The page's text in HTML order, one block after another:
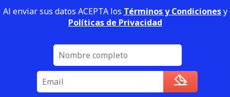
Al enviar sus datos ACEPTA los Términos y Condicionesy
Políticas de Privacidad